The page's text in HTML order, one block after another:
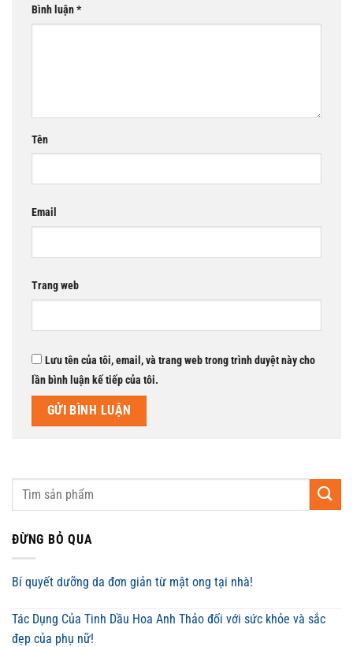
Bình luận*
Tên
Email
Trang web
Lưu tên của tôi, email, và trang web trong trình duyệt này cho
lần bình luận kế tiếp của tôi.
ĐỪNG BỎ QUA
Bí quyết dưỡng da đơn giản từ mật ong tại nhà!
Tác Dụng Của Tinh Dầu Hoa Anh Thảo đối với sức khỏe và sắc
đẹp của phụ nữ!